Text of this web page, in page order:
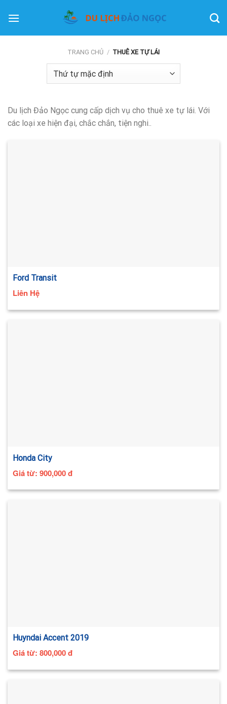
TRANG CHỦ / THUÊ XE TỰ LÁI
Du lịch Đảo Ngọc cung cấp dịch vụ cho thuê xe tự lái. Với
các loại xe hiện đại, chắc chắn, tiện nghi..
Ford Transit
Liên Hệ
Honda City
Giá từ: 900,000đ
Huyndai Accent 2019
Giá từ: 800,000đ